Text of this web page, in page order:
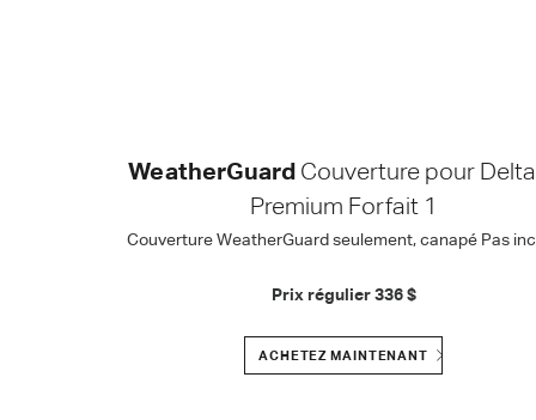
WeatherGuard Couverture pour
Premium Forfait 1
Couverture WeatherGuard seulement, canapé Pas
Prix régulier 336 $
ACHETEZ MAINTENANT